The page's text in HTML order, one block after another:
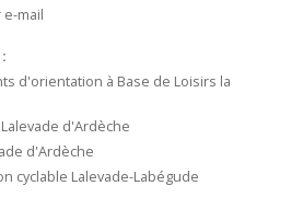
mail
d'orientation à Base de Loisirs la
d'Ardèche
d'Ardèche
cyclable Lalevade-Labégude